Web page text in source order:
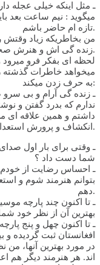
ـ مثل اینکه خیلی عجله
میگوید : نیم ساعت بعد
تازه ام حاضر باشم.
من بخاطریکه زیاد وقتش
زنده گی اش و هنرش صحبت کند.
لحظه ای بفکر فرو
میخواهد خاطرات گذشته
به حرف زدن میکند:
ـ زنده گی آرام و بی سرو
ندارم که بدرد گفتن و
داشتم و همین علاقه ای
انکشاف و پرورش استعداد هنری ام را مساعد گرداند.
ـ وقتی برای بار اول
شما دست داد ؟
ـ احساس رضایت از خودم
بتوانم هنرمند شوم و
دهم.
ـ تا اکنون چند پارچه
بهترین آن از نظر خود
ـ تا اکنون چهل و پنج
افغانستان ثبت گردیده و
در مورد بهترین آنها،
اند. هر هنرمند دیگر هم